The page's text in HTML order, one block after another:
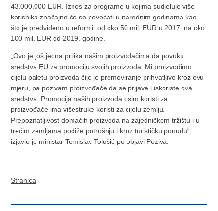
43.000.000 EUR. Iznos za programe u kojima sudjeluje više
korisnika značajno će se povećati u narednim godinama kao
što je predviđeno u reformi: od oko 50 mil. EUR u 2017. na oko
100 mil. EUR od 2019. godine.
„Ovo je još jedna prilika našim proizvođačima da povuku
sredstva EU za promociju svojih proizvoda. Mi proizvodimo
cijelu paletu proizvoda čije je promoviranje prihvatljivo kroz ovu
mjeru, pa pozivam proizvođače da se prijave i iskoriste ova
sredstva. Promocija naših proizvoda osim koristi za
proizvođače ima višestruke koristi za cijelu zemlju.
Prepoznatljivost domaćih proizvoda na zajedničkom tržištu i u
trećim zemljama podiže potrošnju i kroz turističku ponudu“,
izjavio je ministar Tomislav Tolušić po objavi Poziva.
Stranica